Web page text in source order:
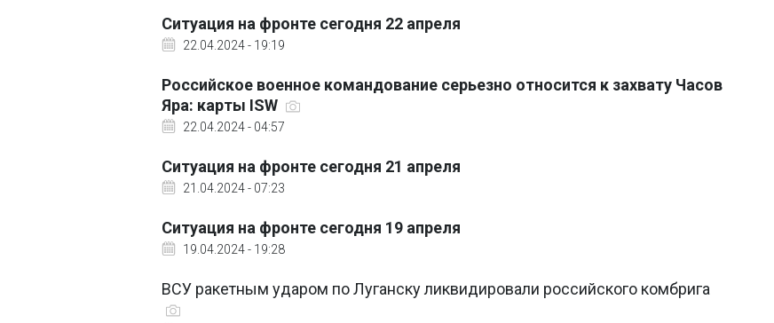
Ситуация на фронте сегодня 22 апреля
22.04.2024 - 19:19
Российское военное командование серьезно относится к захвату Часов
Яра: карты ISW
22.04.2024 - 04:57
Ситуация на фронте сегодня 21 апреля
21.04.2024 - 07:23
Ситуация на фронте сегодня 19 апреля
19.04.2024 - 19:28
ВСУ ракетным ударом по Луганску ликвидировали российского комбрига